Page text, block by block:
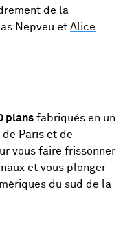
de la
Nepveu et Alice
plans fabriqués en un
Paris et de
vous faire frissonner
et vous plonger
du sud de la